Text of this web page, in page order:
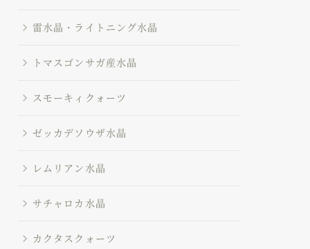
雷水晶・ライトニング水晶
トマスゴンサガ産水晶
スモーキィクォーツ
ゼッカデソウザ水晶
レムリアン水晶
サチャロカ水晶
カクタスクォーツ